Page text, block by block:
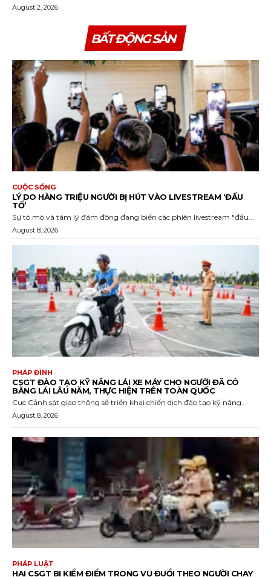
August 2, 2026
BẤT ĐỘNG SẢN
CUỘC SỐNG
LÝ DO HÀNG TRIỆU NGƯỜI BỊ HÚT VÀO LIVESTREAM ‘ĐẤU
TỐ’
Sự tò mò và tâm lý đám đông đang biến các phiên livestream "đấu...
August 8, 2026
PHÁP ĐÌNH
CSGT ĐÀO TẠO KỸ NĂNG LÁI XE MÁY CHO NGƯỜI ĐÃ CÓ
BẰNG LÁI LÂU NĂM, THỰC HIỆN TRÊN TOÀN QUỐC
Cục Cảnh sát giao thông sẽ triển khai chiến dịch đào tạo kỹ năng...
August 8, 2026
PHÁP LUẬT
HAI CSGT BỊ KIỂM ĐIỂM TRONG VỤ ĐUỔI THEO NGƯỜI CHẠY